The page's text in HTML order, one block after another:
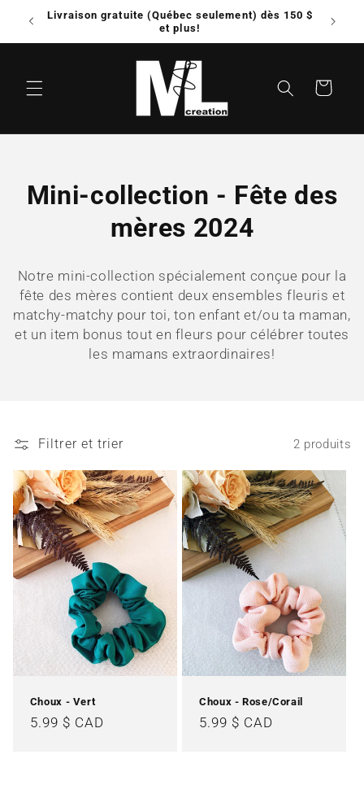
passer
contenu
Livraison gratuite (Québec seulement) dès 150 $
et plus!
Panier
C
l
e
o
n
:
Mini-collection - Fête des
mères 2024
Notre mini-collection spécialement conçue pour la
fête des mères contient deux ensembles fleuris et
matchy-matchy pour toi, ton enfant et/ou ta maman,
et un item bonus tout en fleurs pour célébrer toutes
les mamans extraordinaires!
Filtrer et trier 2 produits
Choux - Vert
Prix
5.99 $ CAD
Choux - Rose/Corail
Prix
5.99 $ CAD